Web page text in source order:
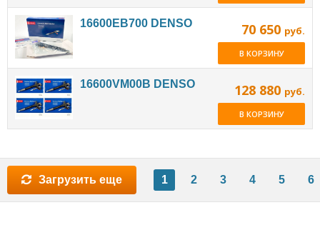
16600EB700 DENSO 70 650 руб.
В КОРЗИНУ
16600VM00B DENSO 128 880 руб.
В КОРЗИНУ
Загрузить еще 1 2 3 4 5 6